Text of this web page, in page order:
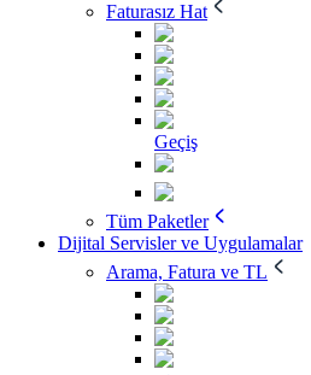
Faturasız Hat
Geçiş
Tüm Paketler
Dijital Servisler ve Uygulamalar
Arama, Fatura ve TL